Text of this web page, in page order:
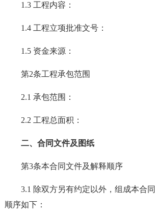
1.3 工程内容：
1.4 工程立项批准文号：
1.5 资金来源：
第2条工程承包范围
2.1 承包范围：
2.2 工程总面积：
二、合同文件及图纸
第3条本合同文件及解释顺序
3.1 除双方另有约定以外，组成本合
顺序如下：